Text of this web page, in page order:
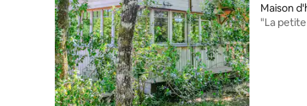
Maison
"La